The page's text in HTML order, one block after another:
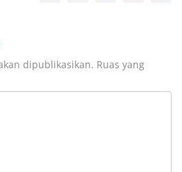
dipublikasikan. Ruas yang